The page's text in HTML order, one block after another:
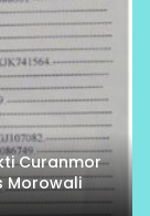
Curanmor
Morowali